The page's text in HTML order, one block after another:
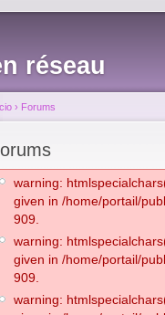
réseau
› Forums
warning:
given in /home/portail/
909.
warning:
given in /home/portail/
909.
warning: